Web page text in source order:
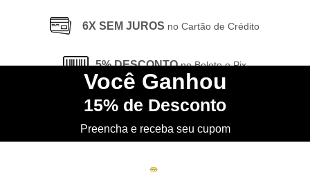
6X SEM JUROS no Cartão de Crédito
5% DESCONTO no Boleto e Pix
CONHEÇA nossa Loja Física
Você Ganhou
15% de Desconto
Preencha e receba seu cupom